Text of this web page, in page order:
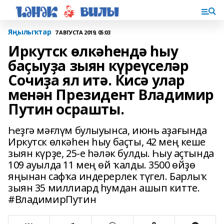
Яңылыҡтар 7 АВГУСТА 2019, 05:03
Иркутск өлкәһендә һыу
баҫыуҙа зыян күреүселәр
Сочиҙа ял итә. Кисә улар
менән Президент Владимир
Путин осрашты.
Һеҙгә мәғлүм булыуынса, июнь аҙағында
Иркутск өлкәһен һыу баҫты, 42 мең кеше
зыян күрҙе, 25-е һәләк булды. Һыу аҫтында
109 ауылда 11 мең өй ҡалды. 3500 өйҙө
яңынан сафҡа индерерлек түгел. Барлыҡ
зыян 35 миллиард һумдан ашып китте.
#ВладимирПутин